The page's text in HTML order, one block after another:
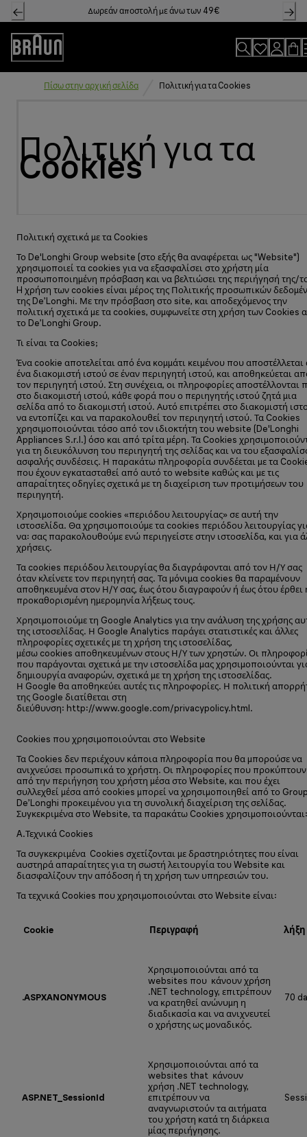
Skip
to
Content
Δωρεάν αποστολή με άνω των 49€
Accessibility
Statement
Πίσω στην αρχική σελίδα Πολιτική για τα Cookies
Πολιτική για τα
Cookies
Πολιτική σχετικά με τα Cookies
Το De'Longhi Group website (στο εξής θα αναφέρεται ως "Website")
χρησιμοποιεί τα cookies για να εξασφαλίσει στο χρήστη μία
προσωποποιημένη πρόσβαση και να βελτιώσει της περιήγησή της/
H χρήση των cookies είναι μέρος της Πολιτικής προσωπικών
της De’Longhi. Με την πρόσβαση στο site, και αποδεχόμενος την
πολιτική σχετικά με τα cookies, συμφωνείτε στη χρήση των Cookies
το De’Longhi Group.
Τι είναι τα Cookies;
Ένα cookie αποτελείται από ένα κομμάτι κειμένου που
ένα διακομιστή ιστού σε έναν περιηγητή ιστού, και αποθηκεύεται
τον περιηγητή ιστού. Στη συνέχεια, οι πληροφορίες αποστέλλονται
στο διακομιστή ιστού, κάθε φορά που ο περιηγητής ιστού ζητά μια
σελίδα από το διακομιστή ιστού. Αυτό επιτρέπει στο διακομιστή
να εντοπίζει και να παρακολουθεί τον περιηγητή ιστού. Τα Cookies
χρησιμοποιούνται τόσο από τον ιδιοκτήτη του website (De'Longhi
Appliances S.r.l.) όσο και από τρίτα μέρη. Τα Cookies
για τη διευκόλυνση του περιηγητή της σελίδας και να του
ασφαλής συνδέσεις. Η παρακάτω πληροφορία συνδέεται με τα
που έχουν εγκατασταθεί από αυτό το website καθώς και με τις
απαραίτητες οδηγίες σχετικά με τη διαχείριση των προτιμήσεων του
περιηγητή.
Χρησιμοποιούμε cookies «περιόδου λειτουργίας» σε αυτή την
ιστοσελίδα. Θα χρησιμοποιούμε τα cookies περιόδου λειτουργίας
να: σας παρακολουθούμε ενώ περιηγείστε στην ιστοσελίδα, και για
χρήσεις.
Τα cookies περιόδου λειτουργίας θα διαγράφονται από τον Η/Υ σας
όταν κλείνετε τον περιηγητή σας. Τα μόνιμα cookies θα παραμένουν
αποθηκευμένα στον Η/Υ σας, έως ότου διαγραφούν ή έως ότου έρθει
προκαθορισμένη ημερομηνία λήξεως τους.
Χρησιμοποιούμε τη Google Analytics για την ανάλυση της χρήσης
της ιστοσελίδας. Η Google Analytics παράγει στατιστικές και άλλες
πληροφορίες σχετικές με τη χρήση της ιστοσελίδας,
μέσω cookies αποθηκευμένων στους Η/Υ των χρηστών. Οι
που παράγονται σχετικά με την ιστοσελίδα μας χρησιμοποιούνται
δημιουργία αναφορών, σχετικά με τη χρήση της ιστοσελίδας.
Η Google θα αποθηκεύει αυτές τις πληροφορίες. Η πολιτική
της Google διατίθεται στη
διεύθυνση: http://www.google.com/privacypolicy.html.
Cookies που χρησιμοποιούνται στο Website
Τα Cookies δεν περιέχουν κάποια πληροφορία που θα μπορούσε να
ανιχνεύσει προσωπικά το χρήστη. Οι πληροφορίες που προκύπτουν
από την περιήγηση του χρήστη μέσα στο Website, και που έχει
συλλεχθεί μέσα από cookies μπορεί να χρησιμοποιηθεί από το
De’Longhi προκειμένου για τη συνολική διαχείριση της σελίδας.
Συγκεκριμένα στο Website, τα παρακάτω Cookies χρησιμοποιούνται:
A.Τεχνικά Cookies
Τα συγκεκριμένα Cookies σχετίζονται με δραστηριότητες που είναι
αυστηρά απαραίτητες για τη σωστή λειτουργία του Website και
διασφαλίζουν την απόδοση ή τη χρήση των υπηρεσιών του.
Τα τεχνικά Cookies που χρησιμοποιούνται στο Website είναι:
Cookie Περιγραφή λήξη
.ASPXANONYMOUS
Χρησιμοποιούνται από τα
websites που κάνουν χρήση
.NET technology, επιτρέπουν
να κρατηθεί ανώνυμη η
διαδικασία και να ανιχνευτεί
ο χρήστης ως μοναδικός.
70
ASP.NET_SessionId
Χρησιμοποιούνται από τα
websites that κάνουν
χρήση .NET technology,
επιτρέπουν να
αναγνωριστούν τα αιτήματα
του χρήστη κατά τη διάρκεια
μίας περιήγησης.